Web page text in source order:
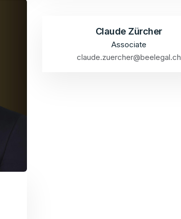
Claude Zürcher
Associate
claude.zuercher@beelegal.ch